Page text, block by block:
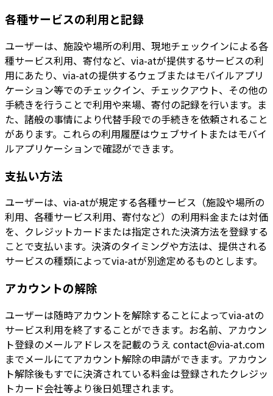
各種サービスの利用と記録
ユーザーは、施設や場所の利用、現地チェックインによる各
種サービス利用、寄付など、via-atが提供するサービスの利
用にあたり、via-atの提供するウェブまたはモバイルアプリ
ケーション等でのチェックイン、チェックアウト、その他の
手続きを行うことで利用や来場、寄付の記録を行います。ま
た、諸般の事情により代替手段での手続きを依頼されること
があります。これらの利用履歴はウェブサイトまたはモバイ
ルアプリケーションで確認ができます。
支払い方法
ユーザーは、via-atが規定する各種サービス（施設や場所の
利用、各種サービス利用、寄付など）の利用料金または対価
を、クレジットカードまたは指定された決済方法を登録する
ことで支払います。決済のタイミングや方法は、提供される
サービスの種類によってvia-atが別途定めるものとします。
アカウントの解除
ユーザーは随時アカウントを解除することによってvia-atの
サービス利用を終了することができます。お名前、アカウン
ト登録のメールアドレスを記載のうえ contact@via-at.com
までメールにてアカウント解除の申請ができます。アカウン
ト解除後もすでに決済されている料金は登録されたクレジッ
トカード会社等より後日処理されます。